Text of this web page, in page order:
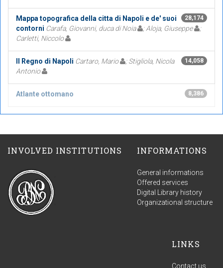
28,174
Mappa topografica della citta di Napoli e de' suoi
contorni Carafa, Giovanni, duca di Noia ; Aloja, Giuseppe
;
Carletti, Niccolo
14,058
Il Regno di Napoli Cartaro, Mario
; Stigliola, Nicola
Antonio
8,386
Atlante ottomano
INVOLVED INSTITUTIONS INFORMATIONS
General informations
Offered services
Digital Library history
Organizational structure
LINKS
Contact us